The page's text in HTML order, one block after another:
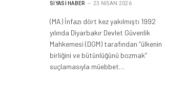
SIYASI HABER 23 NISAN 2026
(MA) İnfazı dört kez yakılmıştı 1992
yılında Diyarbakır Devlet Güvenlik
Mahkemesi (DGM) tarafından “ülkenin
birliğini ve bütünlüğünü bozmak”
suçlamasıyla müebbet…